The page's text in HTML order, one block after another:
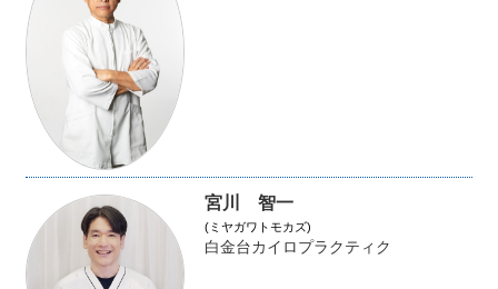
宮川 智一
(ミヤガワトモカズ)
白金台カイロプラクティク